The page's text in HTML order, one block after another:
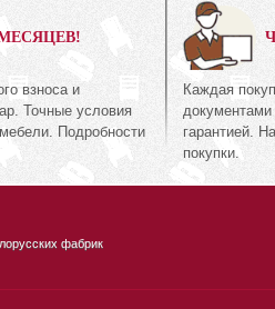
взноса и
Точные условия
Подробности
Каждая
гарантией.
покупки.
371
фабрик